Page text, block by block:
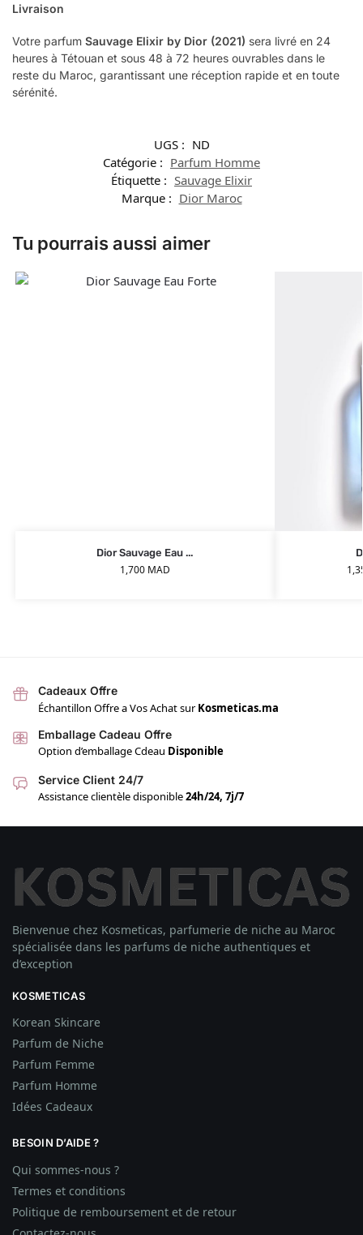
Livraison
Votre parfum Sauvage Elixir by Dior (2021) sera livré en 24
heures à Tétouan et sous 48 à 72 heures ouvrables dans le
reste du Maroc, garantissant une réception rapide et en toute
sérénité.
UGS : ND
Catégorie : Parfum Homme
Étiquette : Sauvage Elixir
Marque : Dior Maroc
Tu pourrais aussi aimer
Dior Sauvage Eau ...
1,700 MAD
Cadeaux Offre
Échantillon Offre a Vos Achat surKosmeticas.ma
Emballage Cadeau Offre
Option d’emballage Cdeau Disponible
Service Client 24/7
Assistance clientèle disponible24h/24, 7j/7
Bienvenue chez Kosmeticas, parfumerie de niche au Maroc
spécialisée dans les parfums de niche authentiques et
d’exception
KOSMETICAS
Korean Skincare
Parfum de Niche
Parfum Femme
Parfum Homme
Idées Cadeaux
BESOIN D’AIDE ?
Qui sommes-nous ?
Termes et conditions
Politique de remboursement et de retour